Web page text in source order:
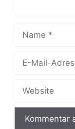
Mail-